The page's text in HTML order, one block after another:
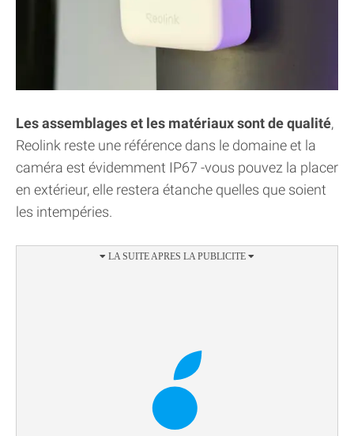
Les assemblages et les matériaux sont de qualité,
Reolink reste une référence dans le domaine et la
caméra est évidemment IP67 -vous pouvez la placer
en extérieur, elle restera étanche quelles que soient
les intempéries.